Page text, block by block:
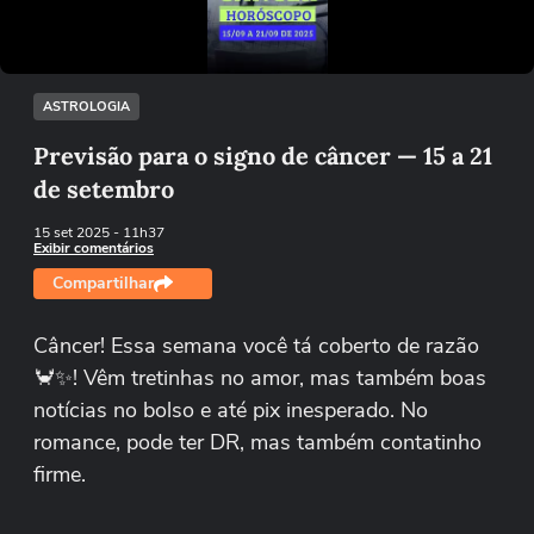
ASTROLOGIA
Previsão para o signo de câncer — 15 a 21
de setembro
15 set 2025- 11h37
Exibir comentários
Compartilhar
Câncer! Essa semana você tá coberto de razão
🦀✨! Vêm tretinhas no amor, mas também boas
notícias no bolso e até pix inesperado. No
romance, pode ter DR, mas também contatinho
firme.